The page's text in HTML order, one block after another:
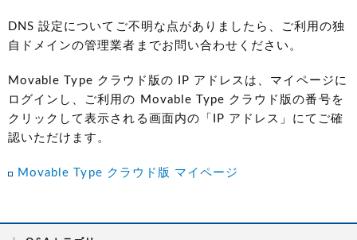
DNS 設定についてご不明な点がありましたら、ご利用の独
自ドメインの管理業者までお問い合わせください。
Movable Type クラウド版の IP アドレスは、マイページに
ログインし、ご利用の Movable Type クラウド版の番号を
クリックして表示される画面内の「IP アドレス」にてご確
認いただけます。
Movable Type クラウド版 マイページ